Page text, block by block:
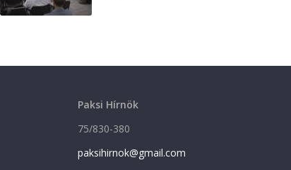
Paksi Hírnök
75/830-380
paksihirnok@gmail.com